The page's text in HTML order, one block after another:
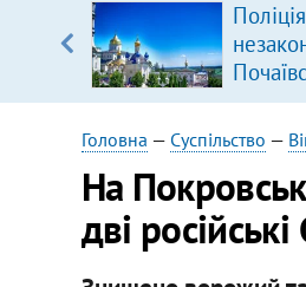
Головна — Суспільство —
На
дві